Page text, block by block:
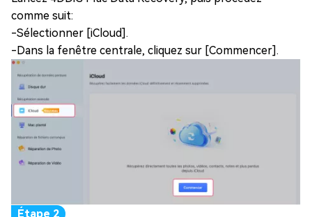
comme suit:
-Sélectionner [iCloud].
-Dans la fenêtre centrale, cliquez sur [Commencer].